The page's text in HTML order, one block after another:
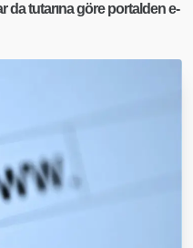
da tutarına göre portalden e-